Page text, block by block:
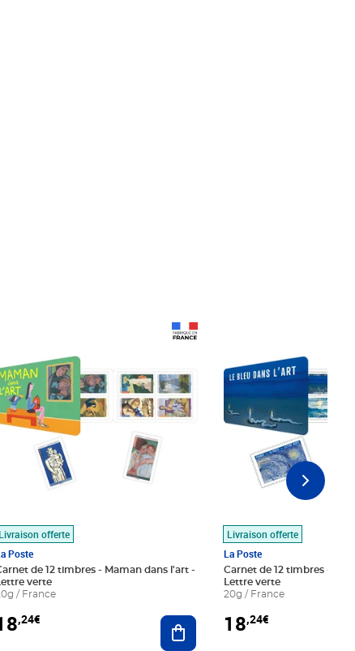
panier
Livraison offerte
Poste
de 12 timbres - Maman dans l'art -
Lettre verte
/ France
,24€ Ajouter au panier
Livraison offerte
La Poste
Carnet de 12 timbres - Le
Lettre verte
20g / France
18,24€